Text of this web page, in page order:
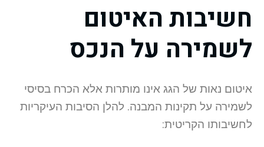
חשיבות האיטום
לשמירה על הנכס
איטום נאות של הגג אינו מותרות אלא הכרח בסיסי
לשמירה על תקינות המבנה. להלן הסיבות העיקריות
לחשיבותו הקריטית: